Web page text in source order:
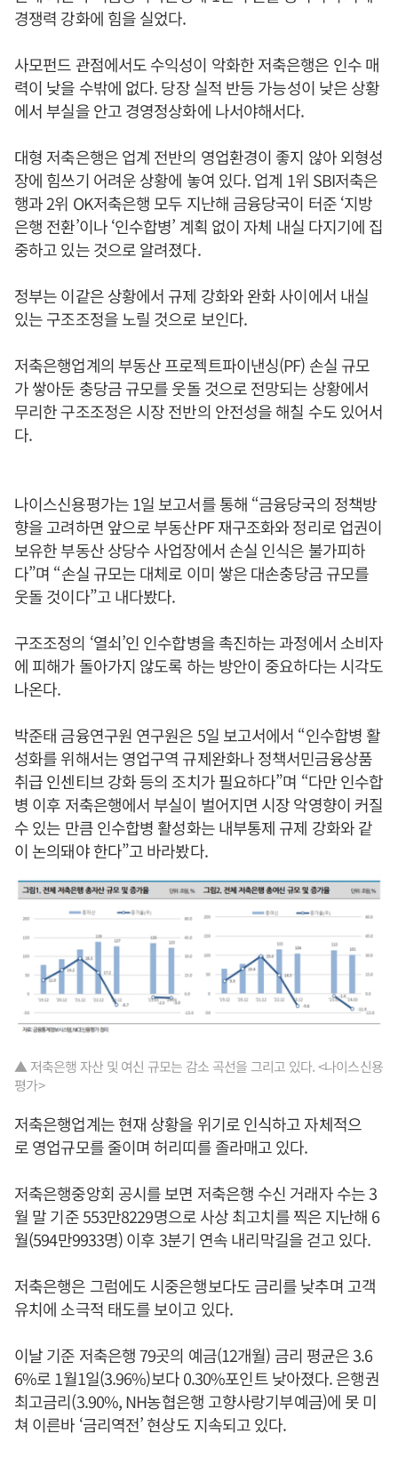
경쟁력 강화에 힘을 실었다.
사모펀드 관점에서도 수익성이 악화한 저축은행은 인수 매
력이 낮을 수밖에 없다. 당장 실적 반등 가능성이 낮은 상황
에서 부실을 안고 경영정상화에 나서야해서다.
대형 저축은행은 업계 전반의 영업환경이 좋지 않아 외형성
장에 힘쓰기 어려운 상황에 놓여 있다. 업계 1위 SBI저축은
행과 2위 OK저축은행 모두 지난해 금융당국이 터준 ‘지방
은행 전환’이나 ‘인수합병’ 계획 없이 자체 내실 다지기에 집
중하고 있는 것으로 알려졌다.
정부는 이같은 상황에서 규제 강화와 완화 사이에서 내실
있는 구조조정을 노릴 것으로 보인다.
저축은행업계의 부동산 프로젝트파이낸싱(PF) 손실 규모
가 쌓아둔 충당금 규모를 웃돌 것으로 전망되는 상황에서
무리한 구조조정은 시장 전반의 안전성을 해칠 수도 있어서
다.
나이스신용평가는 1일 보고서를 통해 “금융당국의 정책방
향을 고려하면 앞으로 부동산PF 재구조화와 정리로 업권이
보유한 부동산 상당수 사업장에서 손실 인식은 불가피하
다”며 “손실 규모는 대체로 이미 쌓은 대손충당금 규모를
웃돌 것이다”고 내다봤다.
구조조정의 ‘열쇠’인 인수합병을 촉진하는 과정에서 소비자
에 피해가 돌아가지 않도록 하는 방안이 중요하다는 시각도
나온다.
박준태 금융연구원 연구원은 5일 보고서에서 “인수합병 활
성화를 위해서는 영업구역 규제완화나 정책서민금융상품
취급 인센티브 강화 등의 조치가 필요하다”며 “다만 인수합
병 이후 저축은행에서 부실이 벌어지면 시장 악영향이 커질
수 있는 만큼 인수합병 활성화는 내부통제 규제 강화와 같
이 논의돼야 한다”고 바라봤다.
▲ 저축은행 자산 및 여신 규모는 감소 곡선을 그리고 있다. <나이스신용
평가>
저축은행업계는 현재 상황을 위기로 인식하고 자체적으
로 영업규모를 줄이며 허리띠를 졸라매고 있다.
저축은행중앙회 공시를 보면 저축은행 수신 거래자 수는 3
월 말 기준 553만8229명으로 사상 최고치를 찍은 지난해 6
월(594만9933명) 이후 3분기 연속 내리막길을 걷고 있다.
저축은행은 그럼에도 시중은행보다도 금리를 낮추며 고객
유치에 소극적 태도를 보이고 있다.
이날 기준 저축은행 79곳의 예금(12개월) 금리 평균은 3.6
6%로 1월1일(3.96%)보다 0.30%포인트 낮아졌다. 은행권
최고금리(3.90%, NH농협은행 고향사랑기부예금)에 못 미
쳐 이른바 ‘금리역전’ 현상도 지속되고 있다.